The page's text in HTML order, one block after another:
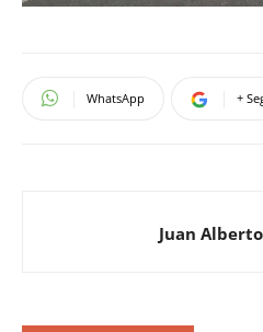
WhatsApp +
Juan